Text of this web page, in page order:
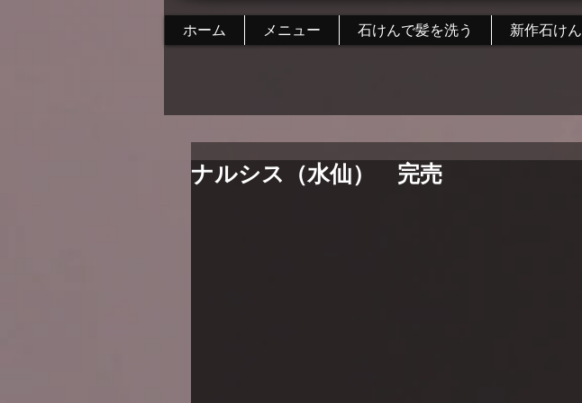
ホーム メニュー 石けんで髪を洗う 新作石けん
ナルシス（水仙） 完売